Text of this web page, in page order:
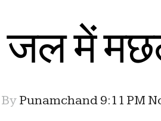
जल में
By Punamchand 9:11 PM